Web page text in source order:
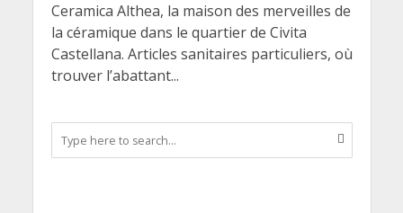
Ceramica Althea, la maison des merveilles de
la céramique dans le quartier de Civita
Castellana. Articles sanitaires particuliers, où
trouver l’abattant...